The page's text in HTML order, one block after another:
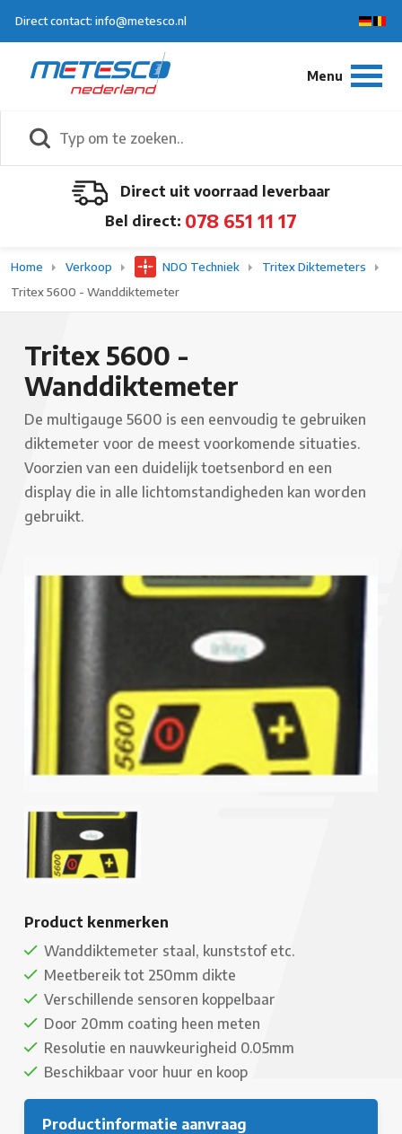
Direct contact: info@metesco.nl
Direct uit voorraad leverbaar
Bel direct: 078 651 11 17
Home Verkoop NDO Techniek
Tritex Diktemeters
Tritex 5600 - Wanddiktemeter
Tritex 5600 -
Wanddiktemeter
De multigauge 5600 is een eenvoudig te gebruiken
diktemeter voor de meest voorkomende situaties.
Voorzien van een duidelijk toetsenbord en een
display die in alle lichtomstandigheden kan worden
gebruikt.
Product kenmerken
Wanddiktemeter staal, kunststof etc.
Meetbereik tot 250mm dikte
Verschillende sensoren koppelbaar
Door 20mm coating heen meten
Resolutie en nauwkeurigheid 0.05mm
Beschikbaar voor huur en koop
Productinformatie aanvraag